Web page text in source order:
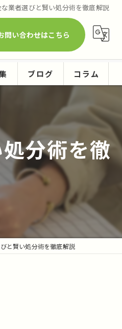
業者選びと賢い処分術を徹底解説
問い合わせはこちら
ブログ コラム
分術を徹
と賢い処分術を徹底解説